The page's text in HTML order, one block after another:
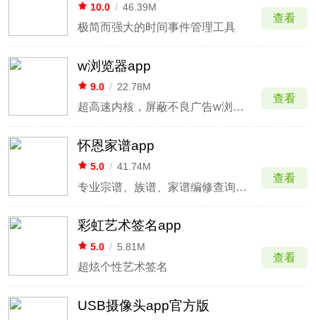
10.0 / 46.39M
极简而强大的时间事件管理工具
查看
w浏览器app
9.0 / 22.78M
超高速内核，屏蔽不良广告w浏览器
查看
怀恩家谱app
5.0 / 41.74M
专业宗谱、族谱、家谱编修查询软件
查看
彩虹艺术签名app
5.0 / 5.81M
超炫个性艺术签名
查看
USB摄像头app官方版